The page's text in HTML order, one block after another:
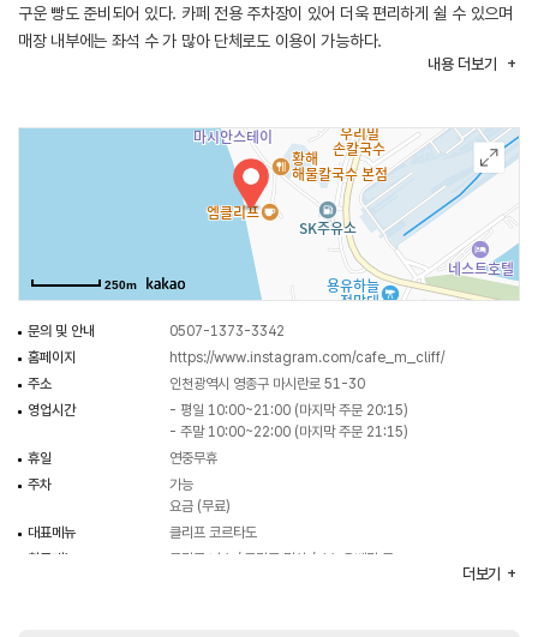
구운 빵도 준비되어 있다. 카페 전용 주차장이 있어 더욱 편리하게 쉴 수 있으며
매장 내부에는 좌석 수 가 많아 단체로도 이용이 가능하다.
내용 더보기
250m
문의 및 안내
0507-1373-3342
홈페이지
https://www.instagram.com/cafe_m_cliff/
주소
인천광역시 영종구 마시란로 51-30
영업시간
- 평일 10:00~21:00 (마지막 주문 20:15)
- 주말 10:00~22:00 (마지막 주문 21:15)
휴일
연중무휴
주차
가능
요금 (무료)
대표메뉴
클리프 코르타도
취급메뉴
클리프 너츠 / 클리프 말차 / 스노우베리 등
더보기